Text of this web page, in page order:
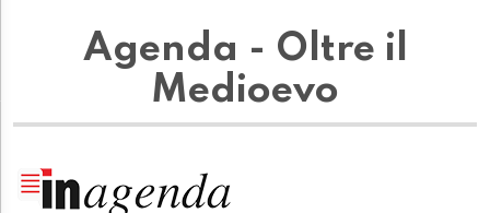
Agenda - Oltre il
Medioevo